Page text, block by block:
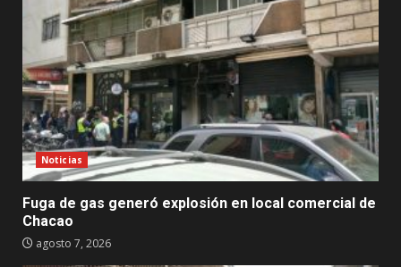
Noticias
Fuga de gas generó explosión en local comercial de
Chacao
agosto 7, 2026